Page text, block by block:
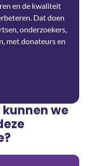
en de kwaliteit
Dat doen
onderzoekers,
met donateurs en
we